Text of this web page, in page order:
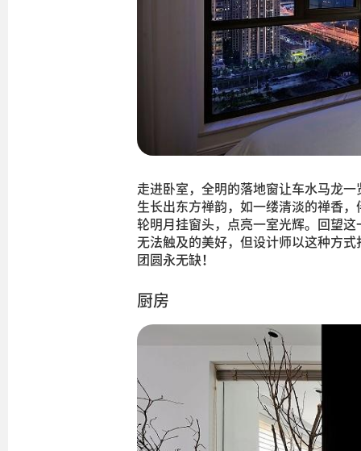
走进卧室，全明的落地窗让车水马龙
生长出东方禅韵，如一缕清淡的禅香
轮明月挂窗头，点亮一室光辉。回望
无法触及的美好，但设计师以这种方
团圆永无缺！
厨房